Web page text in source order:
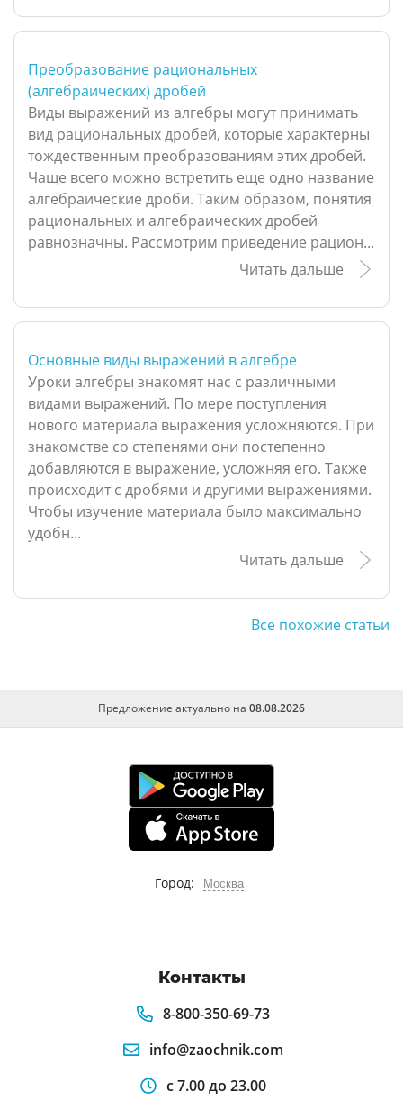
Преобразование рациональных
(алгебраических) дробей
Виды выражений из алгебры могут принимать
вид рациональных дробей, которые характерны
тождественным преобразованиям этих дробей.
Чаще всего можно встретить еще одно название
алгебраические дроби. Таким образом, понятия
рациональных и алгебраических дробей
равнозначны. Рассмотрим приведение рацион...
Читать дальше
Основные виды выражений в алгебре
Уроки алгебры знакомят нас с различными
видами выражений. По мере поступления
нового материала выражения усложняются. При
знакомстве со степенями они постепенно
добавляются в выражение, усложняя его. Также
происходит с дробями и другими выражениями.
Чтобы изучение материала было максимально
удобн...
Читать дальше
Все похожие статьи
Предложение актуально на 08.08.2026
Город: Москва
Контакты
8-800-350-69-73
info@zaochnik.com
с 7.00 до 23.00